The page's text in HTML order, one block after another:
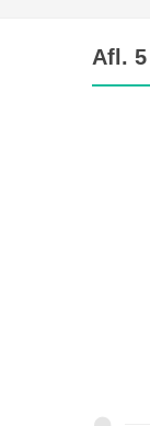
Afl. 5